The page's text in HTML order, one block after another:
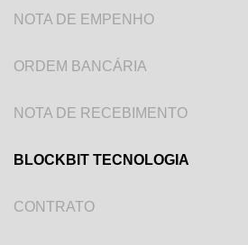
NOTA DE EMPENHO
ORDEM BANCÁRIA
NOTA DE RECEBIMENTO
BLOCKBIT TECNOLOGIA
CONTRATO